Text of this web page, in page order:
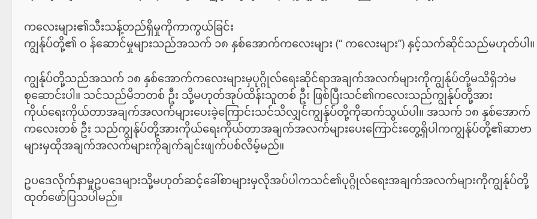
ကလေးများ၏သီးသန့်တည်ရှိမှုကိုကာကွယ်ခြင်း
ကျွန်ုပ်တို့၏ ၀ န်ဆောင်မှုများသည်အသက် ၁၈ နှစ်အောက်ကလေးများ (“ ကလေးများ”) နှင့်သက်ဆိုင်သည်မဟုတ်ပါ။
ကျွန်ုပ်တို့သည်အသက် ၁၈ နှစ်အောက်ကလေးများမှပုဂ္ဂိုလ်ရေးဆိုင်ရာအချက်အလက်များကိုကျွန်ုပ်တို့မသိရှိဘဲမ
စုဆောင်းပါ။ သင်သည်မိဘတစ် ဦး သို့မဟုတ်အုပ်ထိန်းသူတစ် ဦး ဖြစ်ပြီးသင်၏ကလေးသည်ကျွန်ုပ်တို့အား
ကိုယ်ရေးကိုယ်တာအချက်အလက်များပေးခဲ့ကြောင်းသင်သိလျှင်ကျွန်ုပ်တို့ကိုဆက်သွယ်ပါ။ အသက် ၁၈ နှစ်အောက်
ကလေးတစ် ဦး သည်ကျွန်ုပ်တို့အားကိုယ်ရေးကိုယ်တာအချက်အလက်များပေးကြောင်းတွေ့ရှိပါကကျွန်ုပ်တို့၏ဆာဗာ
များမှထိုအချက်အလက်များကိုချက်ချင်းဖျက်ပစ်လိမ့်မည်။
ဥပဒေလိုက်နာမှုဥပဒေများသို့မဟုတ်ဆင့်ခေါ်စာများမှလိုအပ်ပါကသင်၏ပုဂ္ဂိုလ်ရေးအချက်အလက်များကိုကျွန်ုပ်တို့
ထုတ်ဖော်ပြသပါမည်။